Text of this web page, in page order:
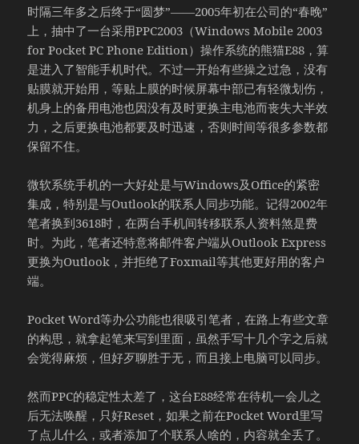
时隔三年多之后终于“圆梦”——2005年初在公司的“春晚”
上，抽中了一台采用PPC2003（Windows Mobile 2003
for Pocket PC Phone Edition）操作系统的熊猫E88，算
是进入了智能手机时代。不过一开始有些操之过急，没有
贴膜就开始用，等贴上膜的时候屏幕中部已有轻微划伤，
机身上的备用电池也因没有及时更换主电池而丧失大半效
力，之后更换电池都要及时迅速，否则时间等很多参数都
保留不住。
微软系统手机的一大好处是与Windows及Office的紧密
集成，特别是与Outlook的联系人同步功能。记得2002年
笔者换到3618时，在两台手机间转移联系人资料煞是费
时。为此，笔者还特意将邮件客户端从Outlook Express
更换为Outlook，并拒绝了Foxmail等其他更好用的客户
端。
Pocket Word等办公功能也很吸引笔者，在路上有些文章
的构思，就拿起笔来写到里面，虽然手写十几个字之后就
会觉得麻烦，但好歹聊胜于无，而且接上电脑可以同步。
然而PPC的稳定性太差了，这台E88经常在待机一会儿之
后无法唤醒，只好Reset，如果之前在Pocket Word里写
了点儿什么，或者添加了个联系人啥的，内容就全丢了。